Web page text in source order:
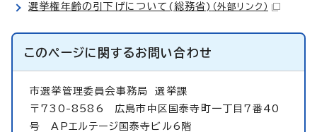
選挙権年齢の引下げについて(総務省) （外部リンク）
このページに関するお問い合わせ
市選挙管理委員会事務局選挙課
〒730-8586 広島市中区国泰寺町一丁目7番40
号 APエルテージ国泰寺ビル6階